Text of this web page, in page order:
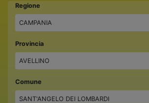
Regione
CAMPANIA
Provincia
AVELLINO
Comune
SANT'ANGELO DEI LOMBARDI